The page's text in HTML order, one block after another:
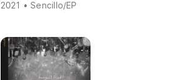
2021 • Sencillo/EP